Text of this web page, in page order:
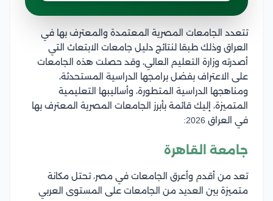
تتعدد الجامعات المصرية المعتمدة والمعترف بها في
العراق وذلك طبقا لنتائج دليل جامعات الابتعاث التي
أصدرته وزارة التعليم العالي، وقد حصلت هذه الجامعات
على الاعتراف بفضل برامجها الدراسية المستحدثة،
ومناهجها الدراسية المتطورة، وأساليبها التعليمية
المتميزة، إليك قائمة بأبرز الجامعات المصرية المعترف بها
في العراق 2026:
جامعة القاهرة
تعد من أقدم وأعرق الجامعات في مصر، تحتل مكانة
متميزة بين العديد من الجامعات على المستوى العربي